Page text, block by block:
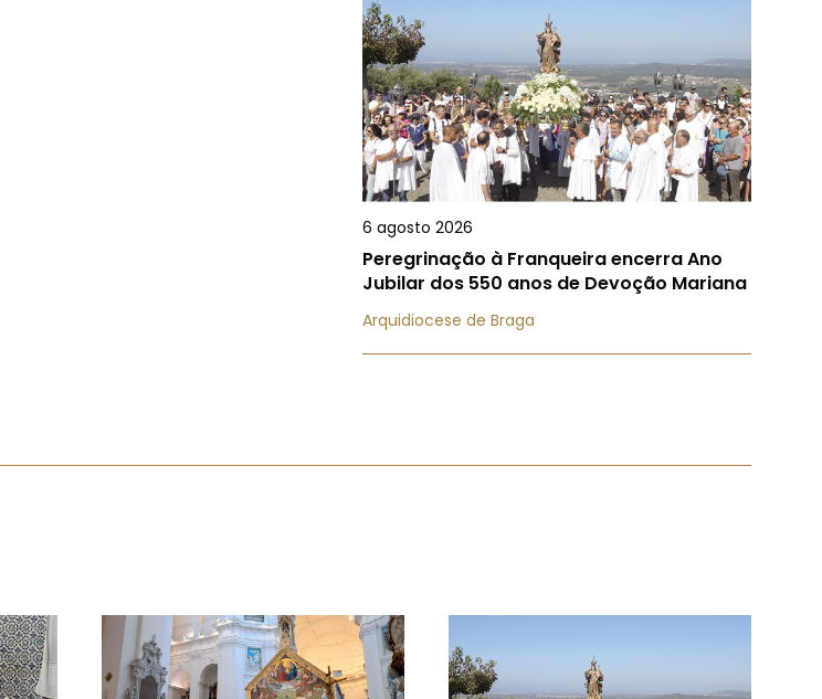
6 agosto 2026
Peregrinação à Franqueira encerra Ano
Jubilar dos 550 anos de Devoção Mariana
Arquidiocese de Braga